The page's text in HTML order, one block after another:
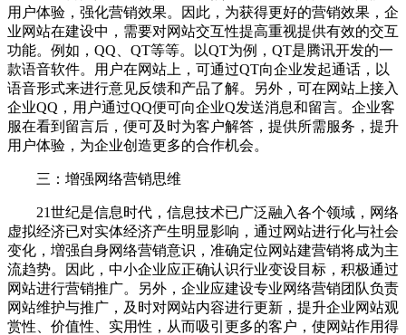
用户体验，强化营销效果。因此，为获得更好的营销效果，企
业网站在建设中，需要对网站交互性提高重视提供有效的交互
功能。例如，QQ、QT等等。以QT为例，QT是腾讯开发的一
款语音软件。用户在网站上，可通过QT向企业发起通话，以
语音形式来进行意见反馈和产品了解。另外，可在网站上接入
企业QQ，用户通过QQ便可向企业Q发送消息和留言。企业客
服在看到留言后，便可及时为客户解答，提供所需服务，提升
用户体验，为企业创造更多的合作机会。
三：增强网络营销思维
21世纪是信息时代，信息技术已广泛融入各个领域，网络
虚拟经济已对实体经济产生明显影响，通过网站进行化与社会
变化，増强自身网络营销意识，准确定位网站建营销将成为主
流趋势。因此，中小企业应正确认识行业变设目标，积极通过
网站进行营销推广。另外，企业应建设专业网络营销团队负责
网站维护与推广，及时对网站内容进行更新，提升企业网站观
赏性、价值性、实用性，从而吸引更多的客户，使网站作用得